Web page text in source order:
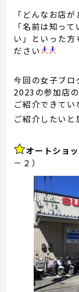
「どんなお店
「名前は知っ
い」といった方
ださい
今回の女子ブロ
2023の参加店
ご紹介できて
ご紹介したいと
オートショ
－２）